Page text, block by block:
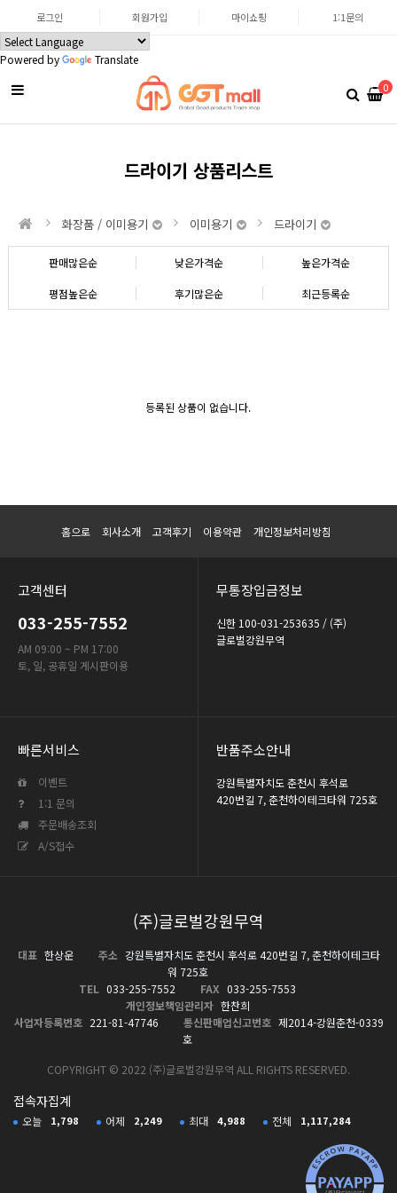
Powered by Translate
로그인 회원가입 마이쇼핑 1:1문의
0
드라이기 상품리스트
화장품 / 이미용기 이미용기 드라이기
판매많은순 낮은가격순 높은가격순
평점높은순 후기많은순 최근등록순
등록된 상품이 없습니다.
홈으로 회사소개 고객후기 이용약관 개인정보처리방침
고객센터
033-255-7552
AM 09:00 ~ PM 17:00
토, 일, 공휴일 게시판이용
무통장입금정보
신한 100-031-253635 / (주)
글로벌강원무역
빠른서비스
이벤트
1:1 문의
주문배송조회
A/S접수
반품주소안내
강원특별자치도 춘천시 후석로
420번길 7, 춘천하이테크타워 725호
(주)글로벌강원무역
대표 한상운 주소 강원특별자치도 춘천시 후석로 420번길 7, 춘천하이테크타
워 725호
TEL 033-255-7552 FAX 033-255-7553
개인정보책임관리자 한찬희
사업자등록번호 221-81-47746 통신판매업신고번호 제2014-강원춘천-0339
호
COPYRIGHT © 2022 (주)글로벌강원무역 ALL RIGHTS RESERVED.
접속자집계
오늘 1,798 어제 2,249 최대 4,988 전체 1,117,284